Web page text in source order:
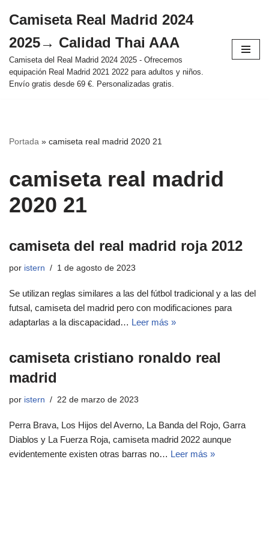
al
contenido
Camiseta Real Madrid 2024
2025→ Calidad Thai AAA
Camiseta del Real Madrid 2024 2025 - Ofrecemos
equipación Real Madrid 2021 2022 para adultos y niños.
Envío gratis desde 69 €. Personalizadas gratis.
Portada » camiseta real madrid 2020 21
camiseta real madrid
2020 21
camiseta del real madrid roja 2012
por istern 1 de agosto de 2023
Se utilizan reglas similares a las del fútbol tradicional y a las del
futsal, camiseta del madrid pero con modificaciones para
adaptarlas a la discapacidad… Leer más »
camiseta cristiano ronaldo real
madrid
por istern 22 de marzo de 2023
Perra Brava, Los Hijos del Averno, La Banda del Rojo, Garra
Diablos y La Fuerza Roja, camiseta madrid 2022 aunque
evidentemente existen otras barras no… Leer más »